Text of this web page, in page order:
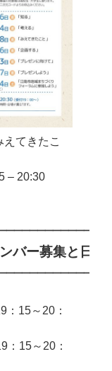
てきたこ
– 20:30
15～20：
15～20：